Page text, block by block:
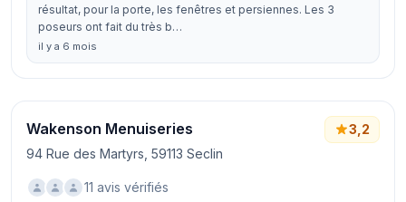
résultat, pour la porte, les fenêtres et persiennes. Les 3
poseurs ont fait du très b…
il y a 6 mois
Wakenson Menuiseries
94 Rue des Martyrs, 59113 Seclin
3,2
11 avis vérifiés